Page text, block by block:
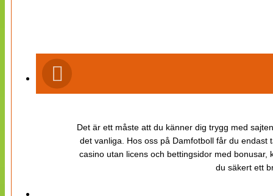
Det är ett måste att du känner dig trygg med
det vanliga. Hos oss på Damfotboll får du
casino utan licens och bettingsidor med
du säkert ett